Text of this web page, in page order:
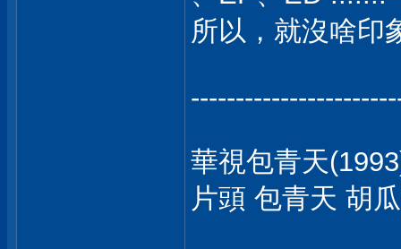
所以，就沒啥印
華視包青天
片頭 包青天 胡瓜